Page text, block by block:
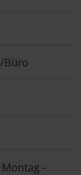
Büro
Montag -